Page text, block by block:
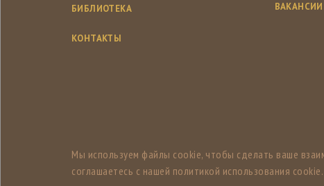
БИБЛИОТЕКА
КОНТАКТЫ
ВАКАНСИИ
Мы используем файлы cookie, чтобы сделать ваше
соглашаетесь с нашей политикой использования cookie.